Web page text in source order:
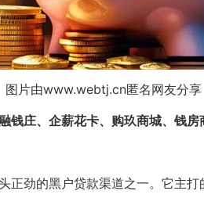
图片由www.webtj.cn匿名网友分享
庄、企薪花卡、购玖商城、钱房
正劲的黑户贷款渠道之一。它主打